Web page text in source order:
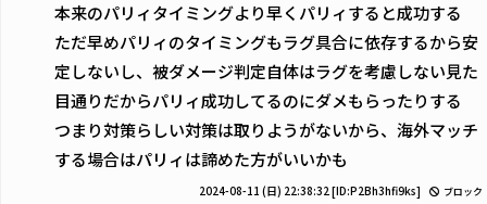
本来のパリィタイミングより早くパリィすると成功する
ただ早めパリィのタイミングもラグ具合に依存するから安
定しないし、被ダメージ判定自体はラグを考慮しない見た
目通りだからパリィ成功してるのにダメもらったりする
つまり対策らしい対策は取りようがないから、海外マッチ
する場合はパリィは諦めた方がいいかも
2024-08-11 (日) 22:38:32[ID:P2Bh3hfi9ks] ブロック